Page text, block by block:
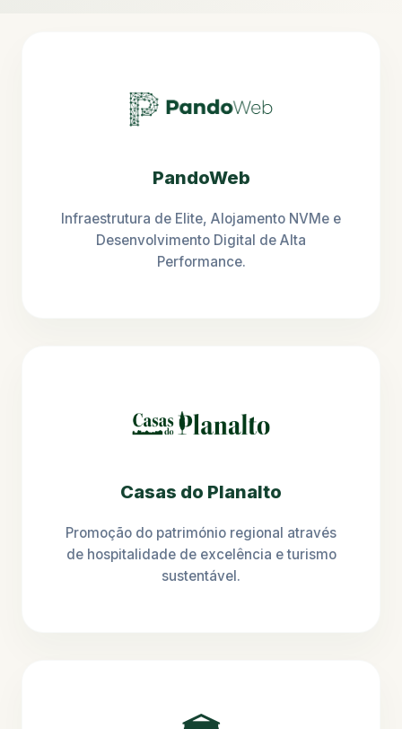
PandoWeb
Infraestrutura de Elite, Alojamento NVMe e
Desenvolvimento Digital de Alta
Performance.
Casas do Planalto
Promoção do património regional através
de hospitalidade de excelência e turismo
sustentável.